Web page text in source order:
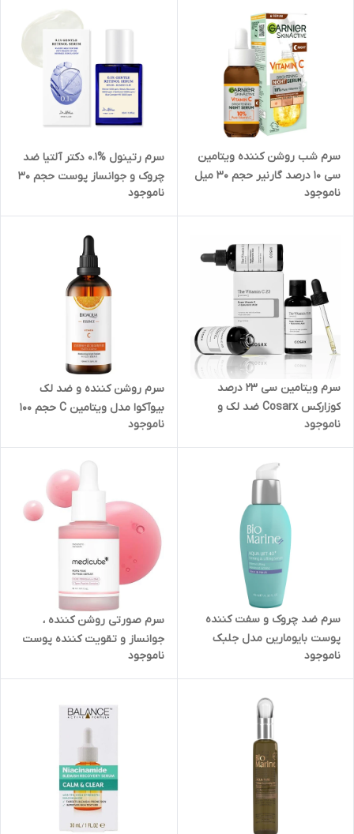
سرم شب روشن کننده ویتامین
سی ۱۰ درصد گارنیر حجم ۳۰ میل
ناموجود
سرم رتینول %0.1 دکتر آلتیا ضد
چروک و جوانساز پوست حجم ۳۰
میل
ناموجود
سرم ویتامین سی 23 درصد
کوزارکس Cosarx ضد لک و
گرم | Cosrx The Vitamin C 23
ناموجود
سرم روشن کننده و ضد لک
بیوآکوا مدل ویتامین C حجم 100
میلی Bioaqua Vitamin C
Essence
ناموجود
سرم ضد چروک و سفت کننده
پوست بایومارین مدل جلبک
دریایی حجم 40 میلی لیتر
ناموجود
سرم صورتی روشن کننده ،
جوانساز و تقویت کننده پوست
کیوب medicube حجم ۳۰ میل
ناموجود